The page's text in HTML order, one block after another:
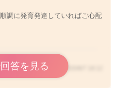
調に発育発達していればご心配
答を見る 2020/8/7 18:12